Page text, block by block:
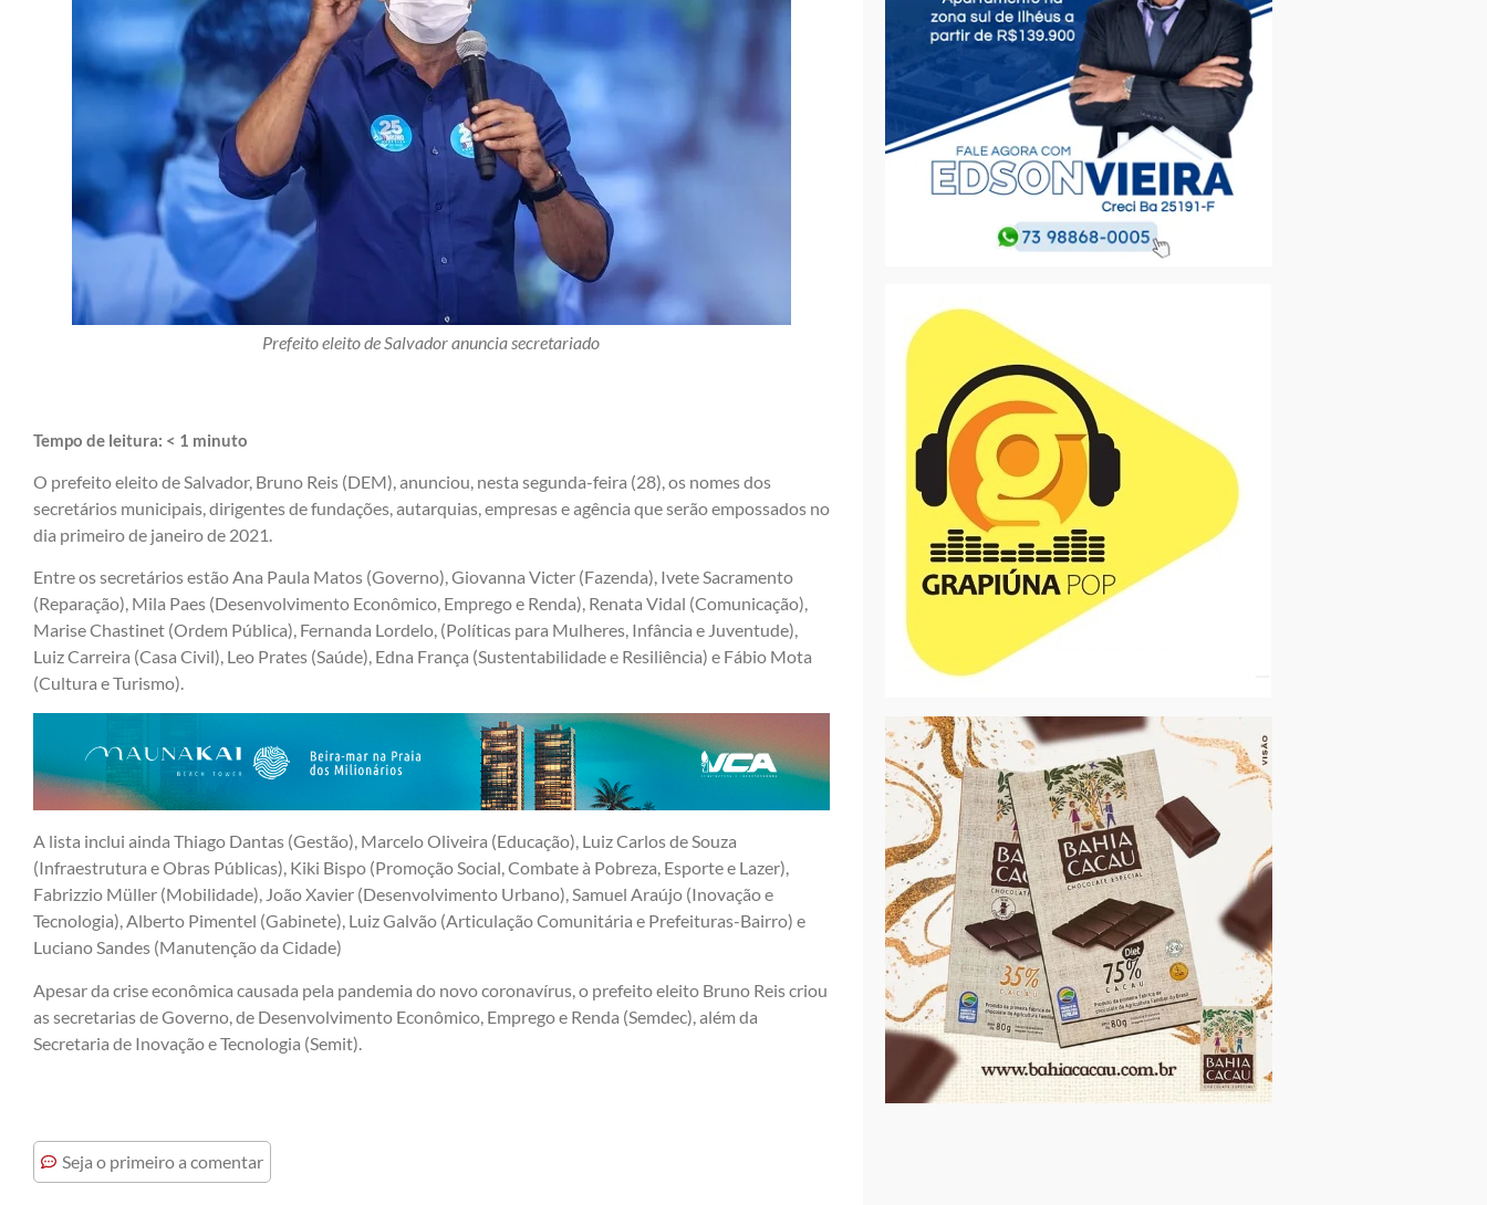
Prefeito eleito de Salvador anuncia secretariado
Tempo de leitura: < 1 minuto
O prefeito eleito de Salvador, Bruno Reis (DEM), anunciou, nesta segunda-feira (28), os nomes dos
secretários municipais, dirigentes de fundações, autarquias, empresas e agência que serão empossados no
dia primeiro de janeiro de 2021.
Entre os secretários estão Ana Paula Matos (Governo), Giovanna Victer (Fazenda), Ivete Sacramento
(Reparação), Mila Paes (Desenvolvimento Econômico, Emprego e Renda), Renata Vidal (Comunicação),
Marise Chastinet (Ordem Pública), Fernanda Lordelo, (Políticas para Mulheres, Infância e Juventude),
Luiz Carreira (Casa Civil), Leo Prates (Saúde), Edna França (Sustentabilidade e Resiliência) e Fábio Mota
(Cultura e Turismo).
A lista inclui ainda Thiago Dantas (Gestão), Marcelo Oliveira (Educação), Luiz Carlos de Souza
(Infraestrutura e Obras Públicas), Kiki Bispo (Promoção Social, Combate à Pobreza, Esporte e Lazer),
Fabrizzio Müller (Mobilidade), João Xavier (Desenvolvimento Urbano), Samuel Araújo (Inovação e
Tecnologia), Alberto Pimentel (Gabinete), Luiz Galvão (Articulação Comunitária e Prefeituras-Bairro) e
Luciano Sandes (Manutenção da Cidade)
Apesar da crise econômica causada pela pandemia do novo coronavírus, o prefeito eleito Bruno Reis criou
as secretarias de Governo, de Desenvolvimento Econômico, Emprego e Renda (Semdec), além da
Secretaria de Inovação e Tecnologia (Semit).
Seja o primeiro a comentar